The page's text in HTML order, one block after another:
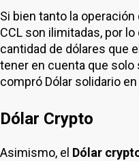
Si bien tanto la operación
CCL son ilimitadas, por
cantidad de dólares que
tener en cuenta que solo
compró Dólar solidario
Dólar Crypto
Asimismo, el Dólar